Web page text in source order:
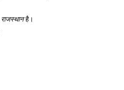
राजस्थानहै।